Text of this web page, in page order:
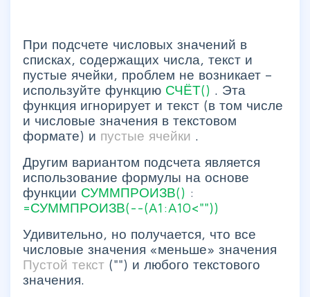
При подсчете числовых значений в
списках, содержащих числа, текст и
пустые ячейки, проблем не возникает –
используйте функцию СЧЁТ() . Эта
функция игнорирует и текст (в том числе
и числовые значения в текстовом
формате) и пустые ячейки .
Другим вариантом подсчета является
использование формулы на основе
функции СУММПРОИЗВ() :
=СУММПРОИЗВ(--(A1:A10<""))
Удивительно, но получается, что все
числовые значения «меньше» значения
Пустой текст ("") и любого текстового
значения.